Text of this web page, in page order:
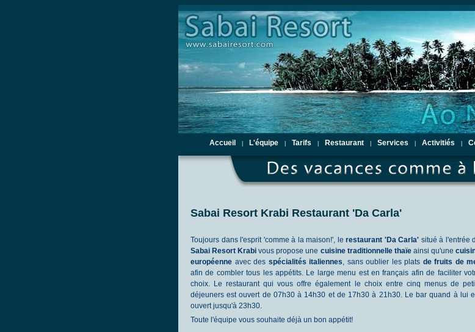
Accueil L'équipe Tarifs Restaurant Services Activitiés
Sabai Resort Krabi Restaurant 'Da Carla'
Toujours dans l'esprit 'comme à la maison!', le restaurant 'Da Carla' situé à l'entrée
Sabai Resort Krabivous propose une cuisine traditionnelle thaïeainsi qu'une
européenne avec des spécialités italiennes, sans oublier les plats de fruits de
afin de combler tous les appétits. Le large menu est en français afin de faciliter
choix. Le restaurant qui vous offre également le choix entre cinq menus de
déjeuners est ouvert de 07h30 à 14h30 et de 17h30 à 21h30. Le bar quand à lui
ouvert jusqu'à 23h30.
Toute l'équipe vous souhaite déjà un bon appétit!